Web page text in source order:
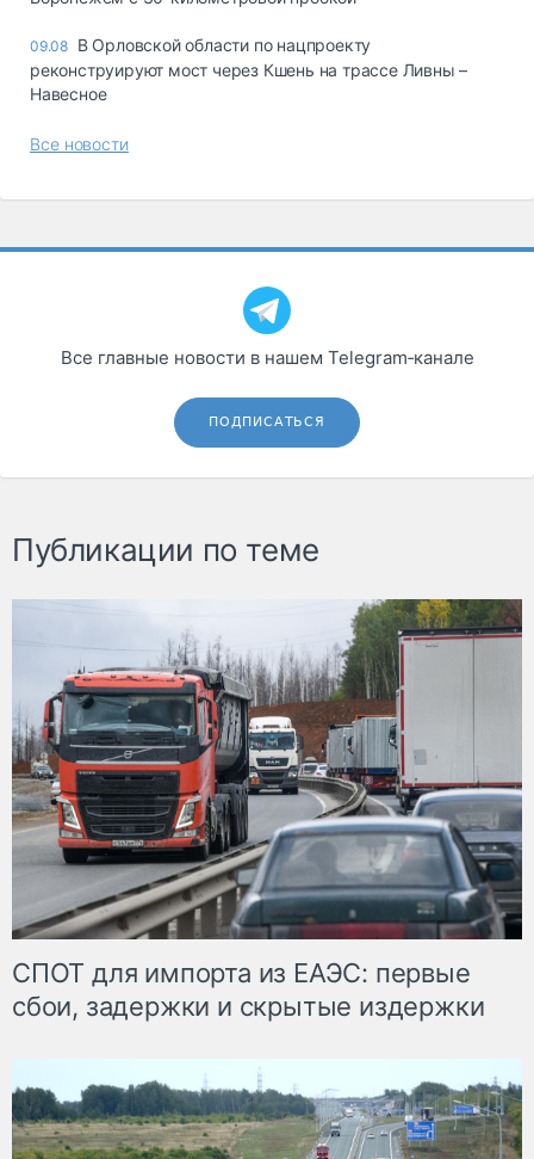
09.08 В Орловской области по нацпроекту
реконструируют мост через Кшень на трассе Ливны –
Навесное
Все новости
Все главные новости в нашем Telegram‑канале
ПОДПИСАТЬСЯ
Публикации по теме
СПОТ для импорта из ЕАЭС: первые
сбои, задержки и скрытые издержки